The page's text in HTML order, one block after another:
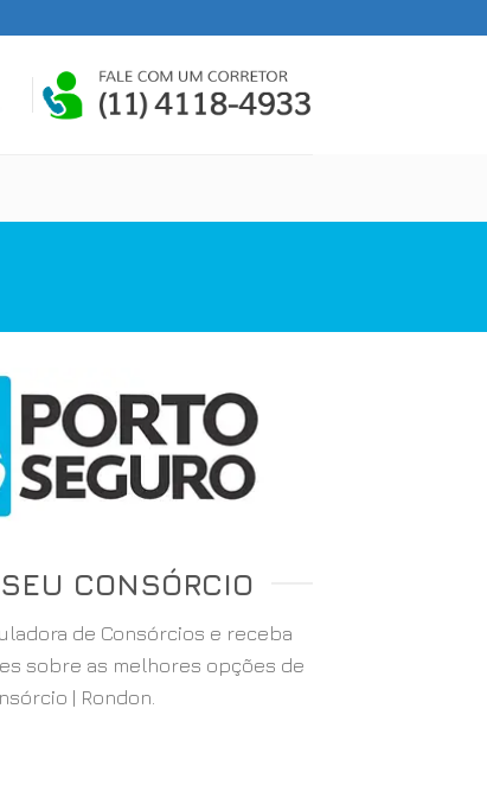
CONSÓRCIO
de Consórcios e receba
sobre as melhores opções de
| Rondon.